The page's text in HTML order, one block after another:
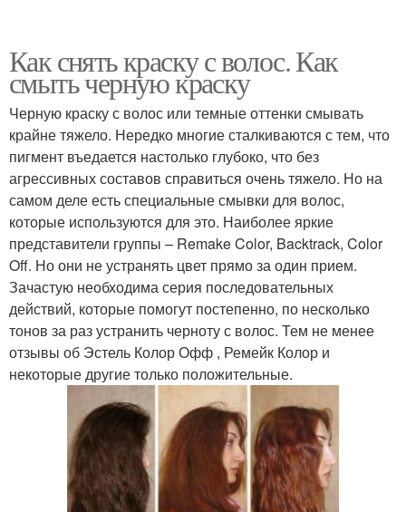
Как снять краску с волос. Как
смыть черную краску
Черную краску с волос или темные оттенки смывать
крайне тяжело. Нередко многие сталкиваются с тем, что
пигмент въедается настолько глубоко, что без
агрессивных составов справиться очень тяжело. Но на
самом деле есть специальные смывки для волос,
которые используются для это. Наиболее яркие
представители группы – Remake Color, Backtrack, Color
Off. Но они не устранять цвет прямо за один прием.
Зачастую необходима серия последовательных
действий, которые помогут постепенно, по несколько
тонов за раз устранить черноту с волос. Тем не менее
отзывы об Эстель Колор Офф , Ремейк Колор и
некоторые другие только положительные.